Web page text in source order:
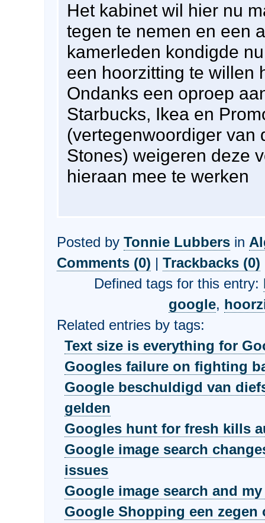
Het kabinet wil hier nu
tegen te nemen en een
kamerleden kondigde
een hoorzitting te willen
Ondanks een oproep
Starbucks, Ikea en
(vertegenwoordiger van
Stones) weigeren deze
hieraan mee te werken
Posted by Tonnie Lubbersin
Comments (0) | Trackbacks (0)
Defined tags for this entry:
google,
Related entries by tags:
Text size is everything for
Googles failure on fighting
Google beschuldigd van
gelden
Googles hunt for fresh kills
Google image search
issues
Google image search and
Google Shopping een